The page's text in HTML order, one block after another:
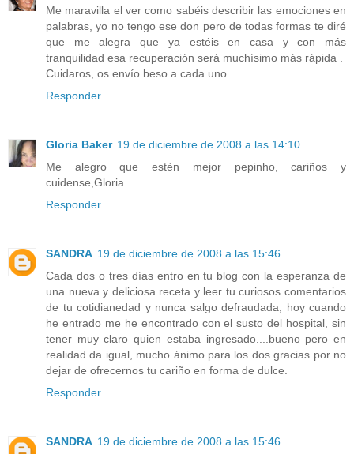
Me maravilla el ver como sabéis describir las emociones en
palabras, yo no tengo ese don pero de todas formas te diré
que me alegra que ya estéis en casa y con más
tranquilidad esa recuperación será muchísimo más rápida .
Cuidaros, os envío beso a cada uno.
Responder
Gloria Baker 19 de diciembre de 2008 a las 14:10
Me alegro que estèn mejor pepinho, cariños y
cuidense,Gloria
Responder
SANDRA 19 de diciembre de 2008 a las 15:46
Cada dos o tres días entro en tu blog con la esperanza de
una nueva y deliciosa receta y leer tu curiosos comentarios
de tu cotidianedad y nunca salgo defraudada, hoy cuando
he entrado me he encontrado con el susto del hospital, sin
tener muy claro quien estaba ingresado....bueno pero en
realidad da igual, mucho ánimo para los dos gracias por no
dejar de ofrecernos tu cariño en forma de dulce.
Responder
SANDRA 19 de diciembre de 2008 a las 15:46